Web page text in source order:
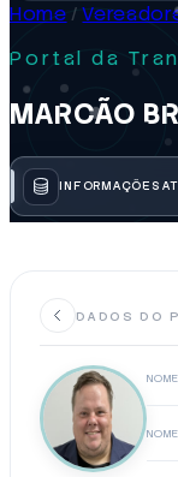
Home /
Portal da
MARCÃO
INFORMAÇÕES
DADOS DO